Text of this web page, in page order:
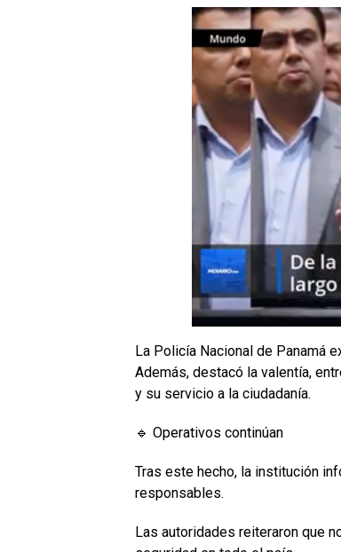
La Policía Nacional de Panamá
Además, destacó la valentía,
y su servicio a la ciudadanía.
🔹 Operativos continúan
Tras este hecho, la institución
responsables.
Las autoridades reiteraron que